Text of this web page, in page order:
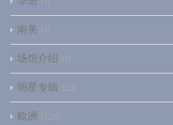
南美 1
场馆介绍 1
明星专辑 23
欧洲 126